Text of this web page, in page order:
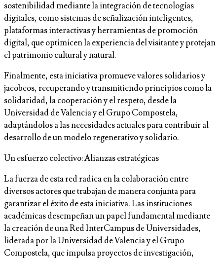
sostenibilidad mediante la integración de tecnologías
digitales, como sistemas de señalización inteligentes,
plataformas interactivas y herramientas de promoción
digital, que optimicen la experiencia del visitante y protejan
el patrimonio cultural y natural.
Finalmente, esta iniciativa promueve valores solidarios y
jacobeos, recuperando y transmitiendo principios como la
solidaridad, la cooperación y el respeto, desde la
Universidad de Valencia y el Grupo Compostela,
adaptándolos a las necesidades actuales para contribuir al
desarrollo de un modelo regenerativo y solidario.
Un esfuerzo colectivo: Alianzas estratégicas
La fuerza de esta red radica en la colaboración entre
diversos actores que trabajan de manera conjunta para
garantizar el éxito de esta iniciativa. Las instituciones
académicas desempeñan un papel fundamental mediante
la creación de una Red InterCampus de Universidades,
liderada por la Universidad de Valencia y el Grupo
Compostela, que impulsa proyectos de investigación,